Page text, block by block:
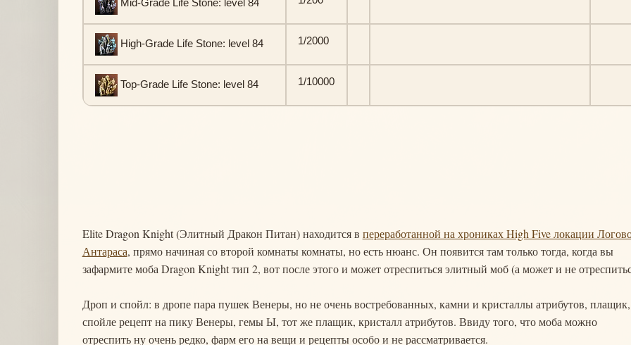
High-Grade Life Stone: level 84 1/2000
Top-Grade Life Stone: level 84 1/10000
Elite Dragon Knight (Элитный Дракон Питан) находится в переработанной на хрониках High Five локации
Антараса, прямо начиная со второй комнаты комнаты, но есть нюанс. Он появится там только тогда, когда вы
зафармите моба Dragon Knight тип 2, вот после этого и может отреспиться элитный моб (а может и не
Дроп и спойл: в дропе пара пушек Венеры, но не очень востребованных, камни и кристаллы атрибутов,
спойле рецепт на пику Венеры, гемы Ы, тот же плащик, кристалл атрибутов. Ввиду того, что моба можно
отреспить ну очень редко, фарм его на вещи и рецепты особо и не рассматривается.